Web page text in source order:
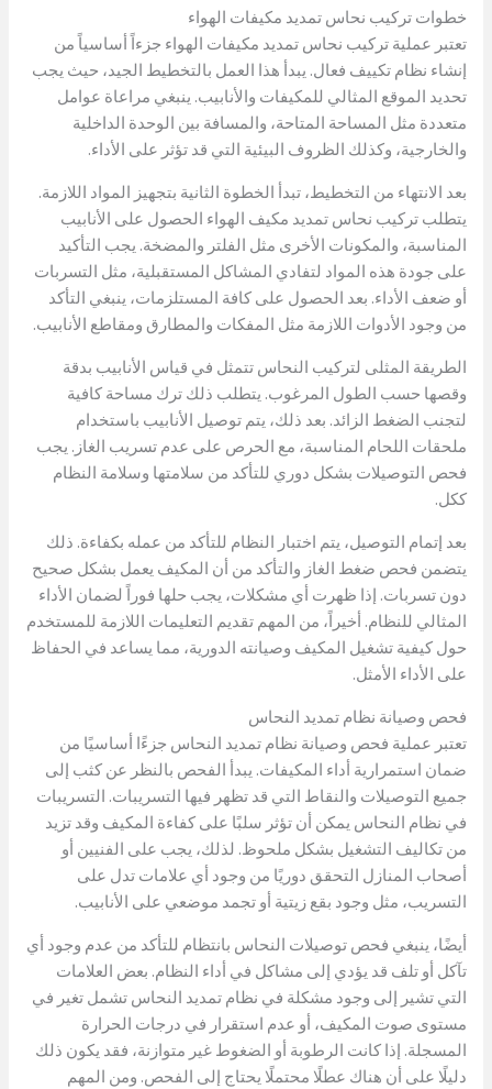
خطوات تركيب نحاس تمديد مكيفات الهواء
تعتبر عملية تركيب نحاس تمديد مكيفات الهواء جزءاً أساسياً من
إنشاء نظام تكييف فعال. يبدأ هذا العمل بالتخطيط الجيد، حيث يجب
تحديد الموقع المثالي للمكيفات والأنابيب. ينبغي مراعاة عوامل
متعددة مثل المساحة المتاحة، والمسافة بين الوحدة الداخلية
والخارجية، وكذلك الظروف البيئية التي قد تؤثر على الأداء.
بعد الانتهاء من التخطيط، تبدأ الخطوة الثانية بتجهيز المواد اللازمة.
يتطلب تركيب نحاس تمديد مكيف الهواء الحصول على الأنابيب
المناسبة، والمكونات الأخرى مثل الفلتر والمضخة. يجب التأكيد
على جودة هذه المواد لتفادي المشاكل المستقبلية، مثل التسربات
أو ضعف الأداء. بعد الحصول على كافة المستلزمات، ينبغي التأكد
من وجود الأدوات اللازمة مثل المفكات والمطارق ومقاطع الأنابيب.
الطريقة المثلى لتركيب النحاس تتمثل في قياس الأنابيب بدقة
وقصها حسب الطول المرغوب. يتطلب ذلك ترك مساحة كافية
لتجنب الضغط الزائد. بعد ذلك، يتم توصيل الأنابيب باستخدام
ملحقات اللحام المناسبة، مع الحرص على عدم تسريب الغاز. يجب
فحص التوصيلات بشكل دوري للتأكد من سلامتها وسلامة النظام
ككل.
بعد إتمام التوصيل، يتم اختبار النظام للتأكد من عمله بكفاءة. ذلك
يتضمن فحص ضغط الغاز والتأكد من أن المكيف يعمل بشكل صحيح
دون تسربات. إذا ظهرت أي مشكلات، يجب حلها فوراً لضمان الأداء
المثالي للنظام. أخيراً، من المهم تقديم التعليمات اللازمة للمستخدم
حول كيفية تشغيل المكيف وصيانته الدورية، مما يساعد في الحفاظ
على الأداء الأمثل.
فحص وصيانة نظام تمديد النحاس
تعتبر عملية فحص وصيانة نظام تمديد النحاس جزءًا أساسيًا من
ضمان استمرارية أداء المكيفات. يبدأ الفحص بالنظر عن كثب إلى
جميع التوصيلات والنقاط التي قد تظهر فيها التسريبات. التسريبات
في نظام النحاس يمكن أن تؤثر سلبًا على كفاءة المكيف وقد تزيد
من تكاليف التشغيل بشكل ملحوظ. لذلك، يجب على الفنيين أو
أصحاب المنازل التحقق دوريًا من وجود أي علامات تدل على
التسريب، مثل وجود بقع زيتية أو تجمد موضعي على الأنابيب.
أيضًا، ينبغي فحص توصيلات النحاس بانتظام للتأكد من عدم وجود أي
تآكل أو تلف قد يؤدي إلى مشاكل في أداء النظام. بعض العلامات
التي تشير إلى وجود مشكلة في نظام تمديد النحاس تشمل تغير في
مستوى صوت المكيف، أو عدم استقرار في درجات الحرارة
المسجلة. إذا كانت الرطوبة أو الضغوط غير متوازنة، فقد يكون ذلك
دليلًا على أن هناك عطلًا محتملًا يحتاج إلى الفحص. ومن المهم